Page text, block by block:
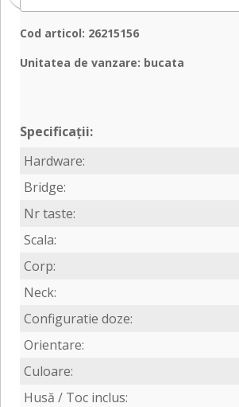
Cod articol: 26215156
Unitatea de vanzare: bucata
Specificații:
Hardware:
Bridge:
Nr taste:
Scala:
Corp:
Neck:
Configuratie doze:
Orientare:
Culoare:
Husă / Toc inclus: